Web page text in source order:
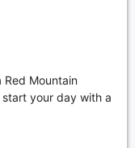
Red Mountain
your day with a